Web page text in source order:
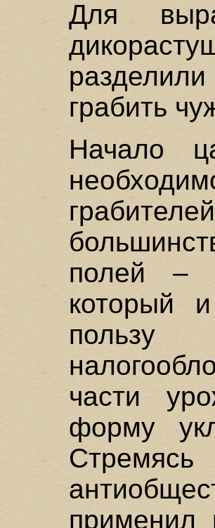
Для
грабить
Начало
полей –
который
части
форму
применил